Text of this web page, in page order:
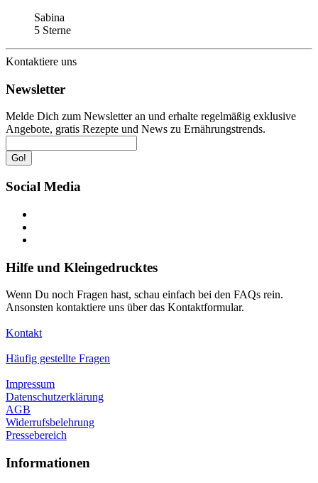
Sabina
5 Sterne
Kontaktiere uns
Newsletter
Melde Dich zum Newsletter an und erhalte regelmäßig exklusive
Angebote, gratis Rezepte und News zu Ernährungstrends.
Go!
Social Media
Hilfe und Kleingedrucktes
Wenn Du noch Fragen hast, schau einfach bei den FAQs rein.
Ansonsten kontaktiere uns über das Kontaktformular.
Kontakt
Häufig gestellte Fragen
Impressum
Datenschutzerklärung
AGB
Widerrufsbelehrung
Pressebereich
Informationen